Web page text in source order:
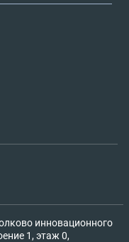
инновационного
1, этаж 0,